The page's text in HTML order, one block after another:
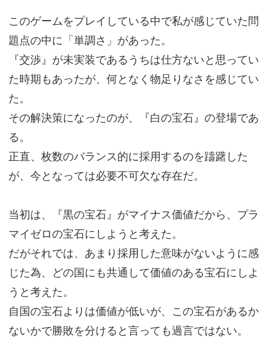
このゲームをプレイしている中で私が感じていた問
題点の中に「単調さ」があった。
『交渉』が未実装であるうちは仕方ないと思ってい
た時期もあったが、何となく物足りなさを感じてい
た。
その解決策になったのが、『白の宝石』の登場であ
る。
正直、枚数のバランス的に採用するのを躊躇した
が、今となっては必要不可欠な存在だ。
当初は、『黒の宝石』がマイナス価値だから、プラ
マイゼロの宝石にしようと考えた。
だがそれでは、あまり採用した意味がないように感
じた為、どの国にも共通して価値のある宝石にしよ
うと考えた。
自国の宝石よりは価値が低いが、この宝石があるか
ないかで勝敗を分けると言っても過言ではない。